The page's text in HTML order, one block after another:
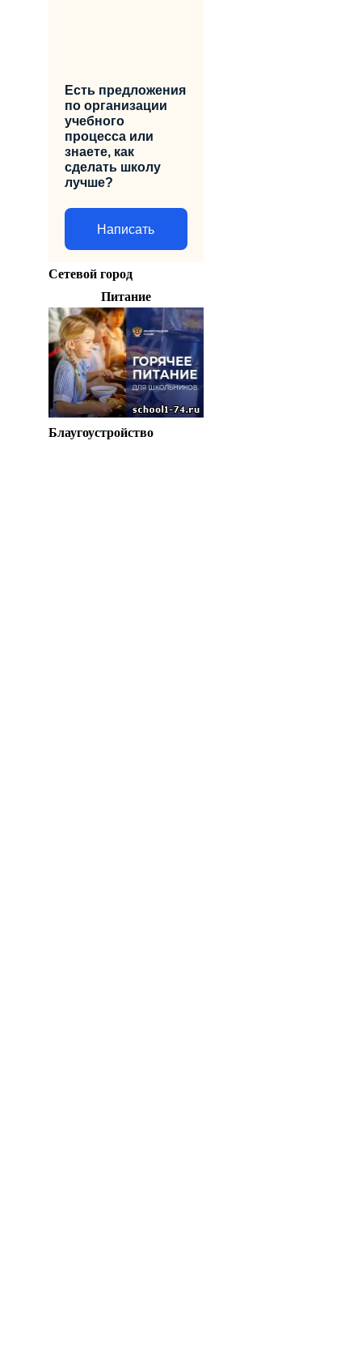
Есть предложения
по организации
учебного
процесса или
знаете, как
сделать школу
лучше?
Написать
Сетевой город
Питание
Блаугоустройство